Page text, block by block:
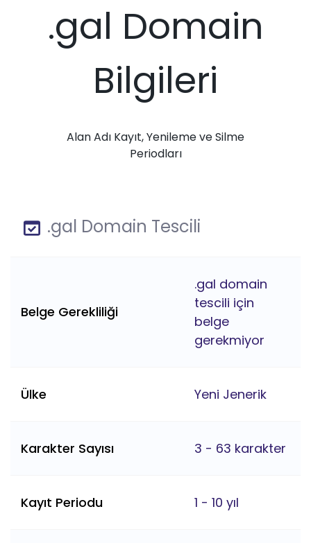
.gal Domain
Bilgileri
Alan Adı Kayıt, Yenileme ve Silme
Periodları
.gal Domain Tescili
Belge Gerekliliği
.gal domain
tescili için
belge
gerekmiyor
Ülke Yeni Jenerik
Karakter Sayısı 3 - 63 karakter
Kayıt Periodu 1 - 10 yıl